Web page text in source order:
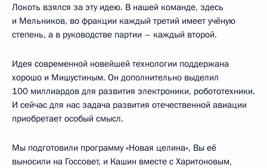
Локоть взялся за эту идею. В нашей команде, здесь
и Мельников, во фракции каждый третий имеет учёную
степень, а в руководстве партии – каждый второй.
Идея современной новейшей технологии поддержана
хорошо и Мишустиным. Он дополнительно выделил
100 миллиардов для развития электроники, робототехники.
И сейчас для нас задача развития отечественной авиации
приобретает особый смысл.
Мы подготовили программу «Новая целина», Вы её
выносили на Госсовет, и Кашин вместе с Харитоновым,